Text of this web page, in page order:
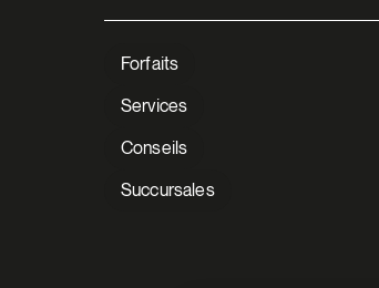
Forfaits
Services
Conseils
Succursales